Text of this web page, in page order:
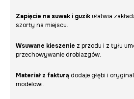
Zapięcie na suwak i guzik ułatwia
szorty na miejscu.
Wsuwane kieszenie z przodu i z tyłu
przechowywanie drobiazgów.
Materiał z fakturą dodaje głębi i
modelowi.